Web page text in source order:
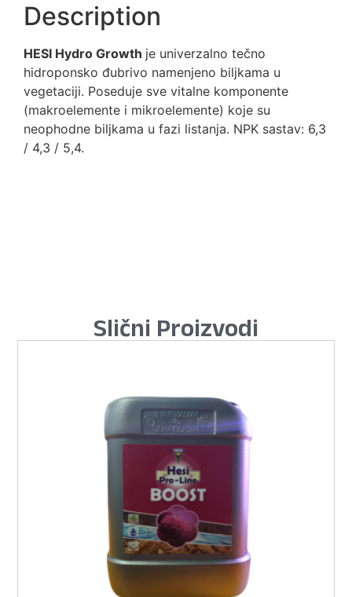
Description
HESI Hydro Growth je univerzalno tečno
hidroponsko đubrivo namenjeno biljkama u
vegetaciji. Poseduje sve vitalne komponente
(makroelemente i mikroelemente) koje su
neophodne biljkama u fazi listanja. NPK sastav: 6,3
/ 4,3 / 5,4.
Slični Proizvodi